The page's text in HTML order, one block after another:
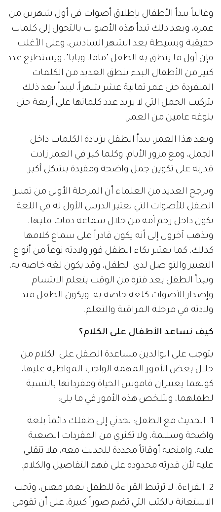
وغالباً يبدأ الأطفال بإطلاق أصوات في أول شهرين من
عمره، وبعد ذلك تبدأ هذه الأصوات بالتحول إلى كلمات
حقيقية وبسيطة بعد الشهر السادس، وعلى الأغلب
فإن أول ما ينطق به الطفل "ماما، وبابا"، ويستطيع عدد
كبير من الأطفال البدء بنطق العديد من الكلمات
المنفردة حتى عمر ثمانية عشر شهراً، ليبدأ بعد ذلك
بتركيب الجمل التي لا يزيد عدد كلماتها على أربعة حتى
بلوغه عامين من العمر.
وبعد هذا العمر، يبدأ الطفل بزيادة الكلمات داخل
الجمل، ومع مرور الأيام، وكلما كبر في العمر زادت
قدرته على تكوين جمل واضحة ومفيدة بشكل أكبر.
ويرجح العديد من العلماء أن المرحلة الأولى من تمييز
الطفل للأصوات التي تعتبر الدرس الأول له في اللغة
تكون داخل رحم أمه من خلال سماعه دقات قلبها،
ويذهب آخرون إلى أنه يكون قادراً على سماع كلامها
كذلك، كما يعتبر بكاء الطفل فور ولادته نوعاً من أنواع
التعبير والتواصل لدى الطفل، وقد يكون لغة خاصة به،
ويبدأ الطفل بعد فترة من الوقت بتعلم الابتسام
وإصدار الأصوات كلغة خاصة به، ويكون الطفل منذ
ولادته في مرحلة المراقبة والتعلم.
كيف نساعد الأطفال على الكلام؟
يتوجب على الوالدين مساعدة الطفل على الكلام من
خلال بعض الأمور المهمة الواجب المواظبة عليها،
كونهما يعتبران قاموس الحياة ومفرداتها بالنسبة
لطفلهما، وتتلخص هذه الأمور في ما يلي:
1. الحديث مع الطفل: تحدثي إلى طفلك دائماً بلغة
واضحة وسليمة، ولا تكثري من المفردات الصعبة
عليه، وامنحيه أوقاتاً محددة للحديث معه، فلا تثقلي
عليه لأن قدرته محدودة على فهم التفاصيل والكلام.
2. القراءة: لا ترتبط القراءة للطفل بعمر معين، وتجب
الاستعانة بالكتب التي تضم صوراً كبيرة، على أن تقومي